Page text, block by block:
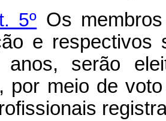
5º Os
e respectivos
anos, serão
por meio de